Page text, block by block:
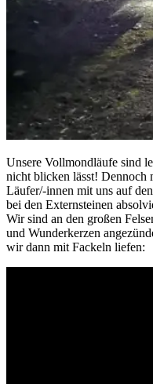
Unsere Vollmondläufe sind
nicht blicken lässt! Dennoch
Läufer/-innen mit uns auf
bei den Externsteinen
Wir sind an den großen
und Wunderkerzen
wir dann mit Fackeln liefen: